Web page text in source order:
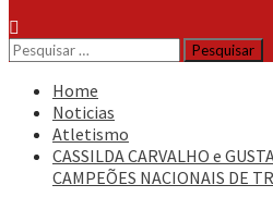
Pesquisar
por:
Home
Noticias
Atletismo
CASSILDA CARVALHO e
CAMPEÕES NACIONAIS DE